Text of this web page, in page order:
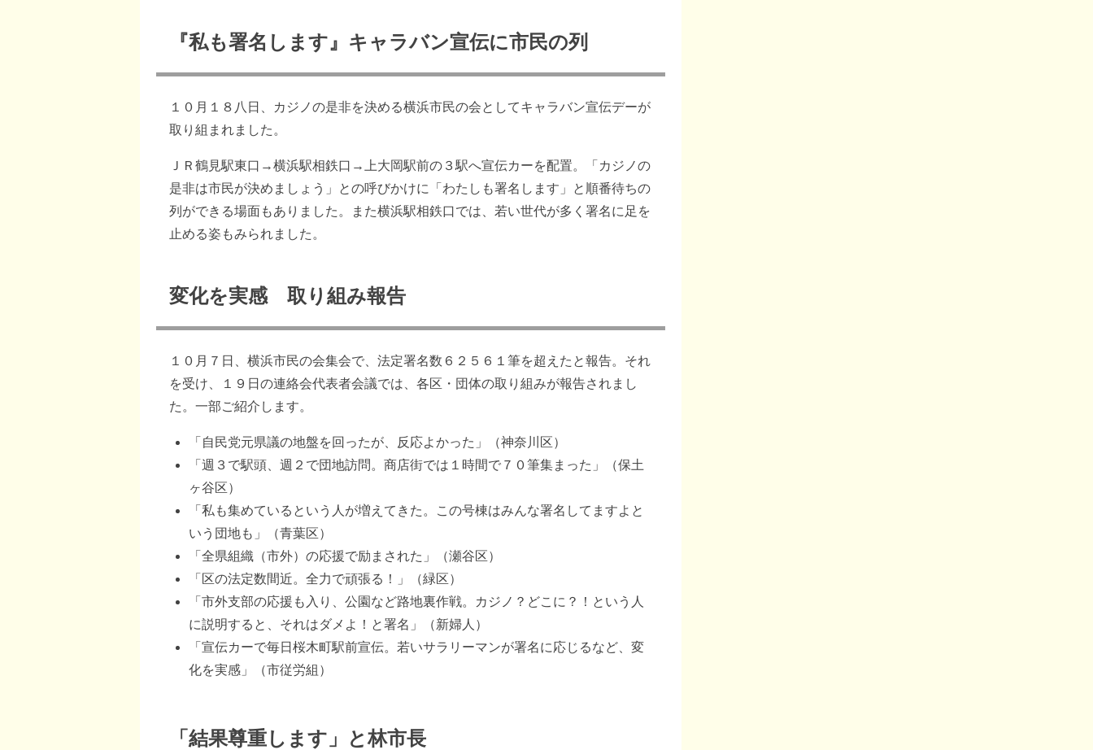
『私も署名します』キャラバン宣伝に市民の列
１０月１８八日、カジノの是非を決める横浜市民の会としてキャラバン宣伝デーが
取り組まれました。
ＪＲ鶴見駅東口→横浜駅相鉄口→上大岡駅前の３駅へ宣伝カーを配置。「カジノの
是非は市民が決めましょう」との呼びかけに「わたしも署名します」と順番待ちの
列ができる場面もありました。また横浜駅相鉄口では、若い世代が多く署名に足を
止める姿もみられました。
変化を実感 取り組み報告
１０月７日、横浜市民の会集会で、法定署名数６２５６１筆を超えたと報告。それ
を受け、１９日の連絡会代表者会議では、各区・団体の取り組みが報告されまし
た。一部ご紹介します。
「自民党元県議の地盤を回ったが、反応よかった」（神奈川区）
「週３で駅頭、週２で団地訪問。商店街では１時間で７０筆集まった」（保土
ヶ谷区）
「私も集めているという人が増えてきた。この号棟はみんな署名してますよと
いう団地も」（青葉区）
「全県組織（市外）の応援で励まされた」（瀬谷区）
「区の法定数間近。全力で頑張る！」（緑区）
「市外支部の応援も入り、公園など路地裏作戦。カジノ？どこに？！という人
に説明すると、それはダメよ！と署名」（新婦人）
「宣伝カーで毎日桜木町駅前宣伝。若いサラリーマンが署名に応じるなど、変
化を実感」（市従労組）
「結果尊重します」と林市長